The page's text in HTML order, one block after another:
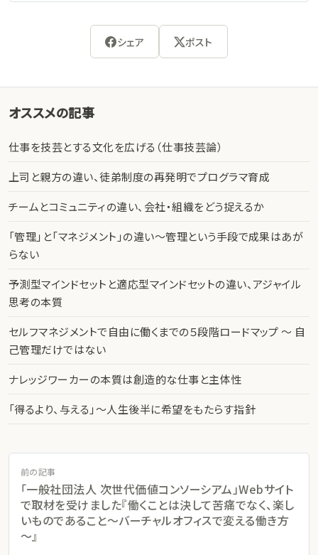
シェア ポスト
オススメの記事
仕事を技芸とする文化を広げる（仕事技芸論）
上司と親方の違い、徒弟制度の再発明でプログラマ育成
チームとコミュニティの違い、会社・組織をどう捉えるか
「管理」と「マネジメント」の違い〜管理という手段で成果はあが
らない
予測型マインドセットと適応型マインドセットの違い、アジャイル
思考の本質
セルフマネジメントで自由に働くまでの５段階ロードマップ 〜 自
己管理だけではない
ナレッジワーカーの本質は創造的な仕事と主体性
「得るより、与える」〜人生後半に希望をもたらす指針
前の記事
「一般社団法人 次世代価値コンソーシアム」Webサイト
で取材を受けました『働くことは決して苦痛でなく、楽し
いものであること～バーチャルオフィスで変える働き方
～』